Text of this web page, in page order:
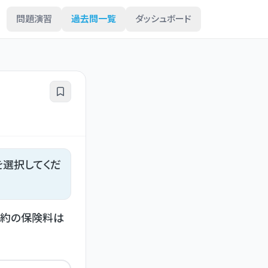
問題演習 過去問一覧 ダッシュボード
択してくだ
の保険料は